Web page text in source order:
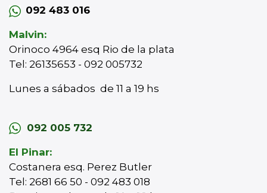
092 483 016
Malvin:
Orinoco 4964 esq Rio de la plata
Tel: 26135653 - 092 005732
Lunes a sábados de 11 a 19 hs
092 005 732
El Pinar:
Costanera esq. Perez Butler
Tel: 2681 66 50 - 092 483 018